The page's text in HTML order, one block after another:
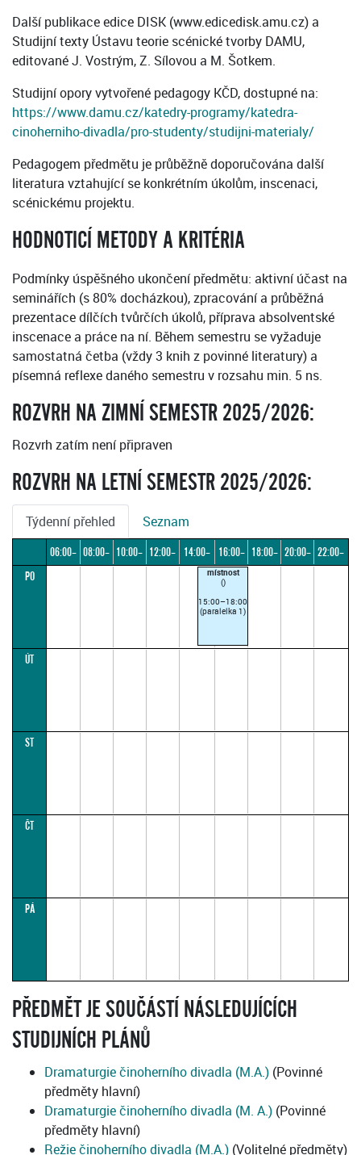
Další publikace edice DISK (www.edicedisk.amu.cz) a
Studijní texty Ústavu teorie scénické tvorby DAMU,
editované J. Vostrým, Z. Sílovou a M. Šotkem.
Studijní opory vytvořené pedagogy KČD, dostupné na:
https://www.damu.cz/katedry-programy/katedra-
cinoherniho-divadla/pro-studenty/studijni-materialy/
Pedagogem předmětu je průběžně doporučována další
literatura vztahující se konkrétním úkolům, inscenaci,
scénickému projektu.
HODNOTICÍ METODY A KRITÉRIA
Podmínky úspěšného ukončení předmětu: aktivní účast na
seminářích (s 80% docházkou), zpracování a průběžná
prezentace dílčích tvůrčích úkolů, příprava absolventské
inscenace a práce na ní. Během semestru se vyžaduje
samostatná četba (vždy 3 knih z povinné literatury) a
písemná reflexe daného semestru v rozsahu min. 5 ns.
ROZVRH NA ZIMNÍ SEMESTR 2025/2026:
Rozvrh zatím není připraven
ROZVRH NA LETNÍ SEMESTR 2025/2026:
Týdenní přehled Seznam
06:00– 08:00– 10:00– 12:00–
14:00–
16:00
16:00–
18:00
18:00– 20:00– 22:00–
PO
místnost
()
15:00–18:00
(paralelka 1)
ÚT
ST
ČT
PÁ
PŘEDMĚT JE SOUČÁSTÍ NÁSLEDUJÍCÍCH
STUDIJNÍCH PLÁNŮ
Dramaturgie činoherního divadla (M.A.) (Povinné
předměty hlavní)
Dramaturgie činoherního divadla (M. A.) (Povinné
předměty hlavní)
Režie činoherního divadla (M.A.) (Volitelné předměty)